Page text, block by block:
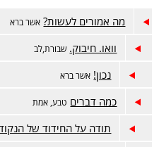
מה אמורים לעשות? אשר ברא
וואו. חיבוק. שבורת,לב
נכון! אשר ברא
כמה דברים טבע, אמת
תודה על החידוד של